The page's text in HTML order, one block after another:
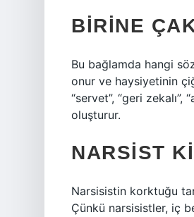
BIRINE
Bu bağlamda hangi
onur ve haysiyetinin
“servet”, “geri zekalı”,
oluşturur.
NARSIST
Narsisistin korktuğu
Çünkü narsisistler, iç